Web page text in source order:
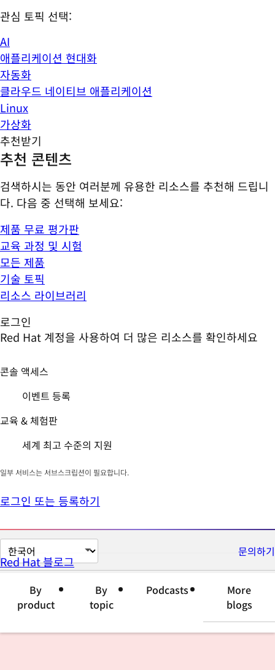
관심 토픽 선택:
AI
애플리케이션 현대화
자동화
클라우드 네이티브 애플리케이션
Linux
가상화
추천받기
추천 콘텐츠
검색하시는 동안 여러분께 유용한 리소스를 추천해 드립니
다. 다음 중 선택해 보세요:
제품 무료 평가판
교육 과정 및 시험
모든 제품
기술 토픽
리소스 라이브러리
로그인
Red Hat 계정을 사용하여 더 많은 리소스를 확인하세요
콘솔 액세스
이벤트 등록
교육 & 체험판
세계 최고 수준의 지원
일부 서비스는 서브스크립션이 필요합니다.
로그인 또는 등록하기
페
이
변
문의하기
Red Hat 블로그
By
product
By
topic
Podcasts
More
blogs